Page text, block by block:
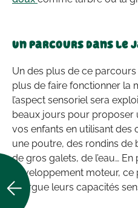
Un parcours dans le
Un des plus de ce parcours
plus de faire fonctionner la
l’aspect sensoriel sera
beaux jours pour proposer
vos enfants en utilisant
une poutre, des rondins de
de gros galets, de l’eau…
développement moteur,
exergue leurs capacités